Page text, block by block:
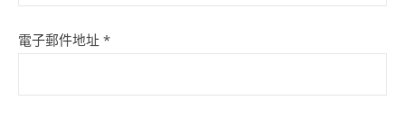
電子郵件地址 *